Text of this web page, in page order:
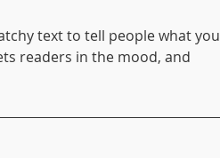
text to tell people what you
readers in the mood, and